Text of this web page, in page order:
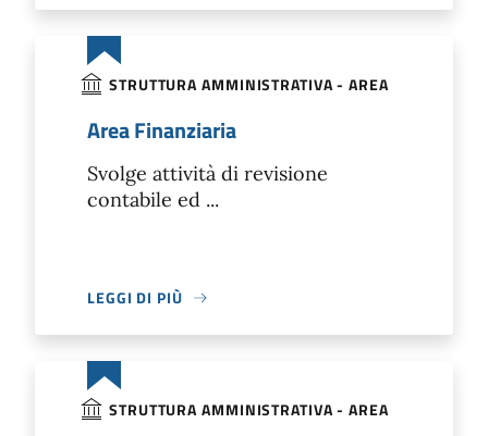
STRUTTURA AMMINISTRATIVA - AREA
Area Finanziaria
Svolge attività di revisione
contabile ed ...
LEGGI DI PIÙ
STRUTTURA AMMINISTRATIVA - AREA